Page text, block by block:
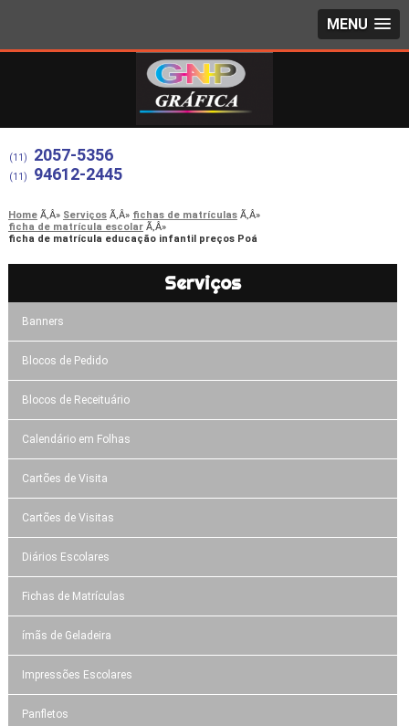
MENU
(11) 2057-5356
(11) 94612-2445
Home Serviços
fichas de matrículas
ficha de matrícula escolar
ficha de matrícula educação infantil preços Poá
Serviços
Banners
Blocos de Pedido
Blocos de Receituário
Calendário em Folhas
Cartões de Visita
Cartões de Visitas
Diários Escolares
Fichas de Matrículas
ímãs de Geladeira
Impressões Escolares
Panfletos